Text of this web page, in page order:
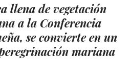
llena de vegetación
a la Conferencia
se convierte en un
mariana